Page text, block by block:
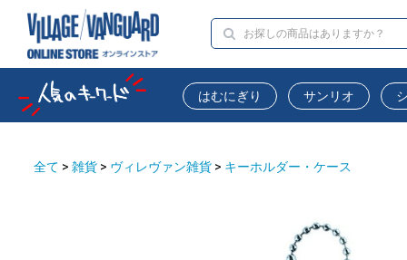
はむにぎり サンリオ
全て > 雑貨 > ヴィレヴァン雑貨 > キーホルダー・ケース